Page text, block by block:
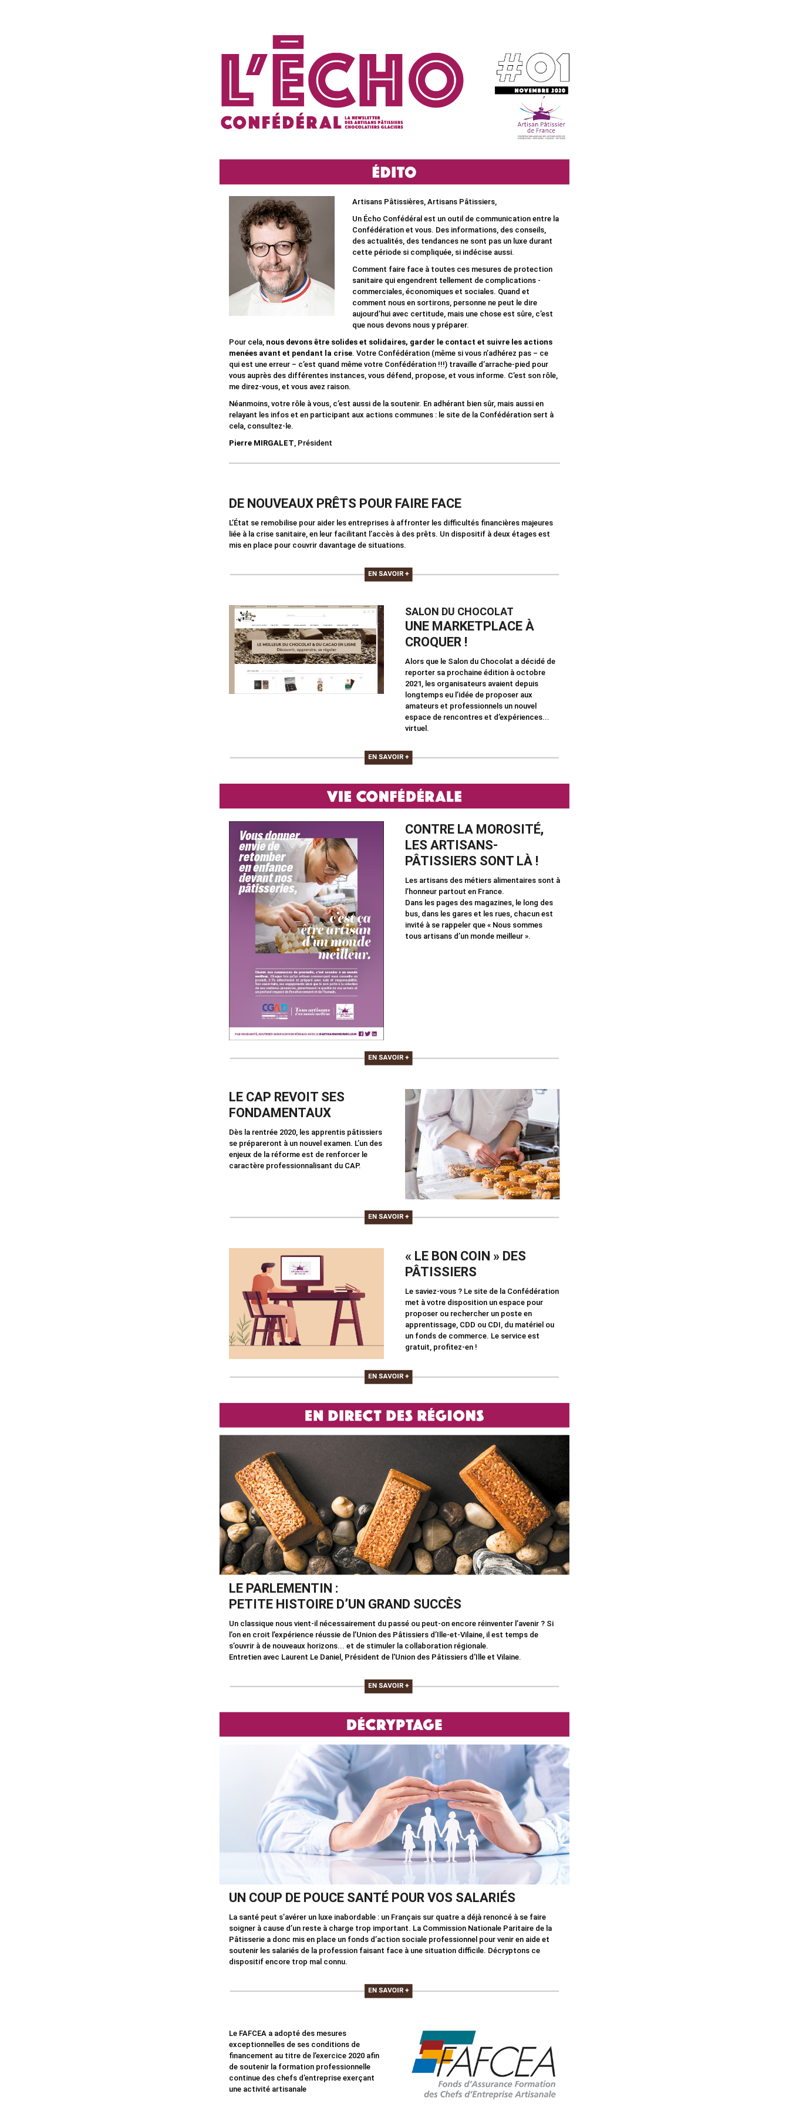
Artisans Pâtissières, Artisans Pâtissiers,
Un Écho Confédéral est un outil de communication entre la
Confédération et vous. Des informations, des conseils,
des actualités, des tendances ne sont pas un luxe durant
cette période si compliquée, si indécise aussi.
Comment faire face à toutes ces mesures de protection
sanitaire qui engendrent tellement de complications -
commerciales, économiques et sociales. Quand et
comment nous en sortirons, personne ne peut le dire
aujourd’hui avec certitude, mais une chose est sûre, c’est
que nous devons nous y préparer.
Pour cela, nous devons être solides et solidaires, garder le contact et suivre les actions
menées avant et pendant la crise. Votre Confédération (même si vous n’adhérez pas – ce
qui est une erreur – c’est quand même votre Confédération !!!) travaille d’arrache-pied pour
vous auprès des différentes instances, vous défend, propose, et vous informe. C’est son rôle,
me direz-vous, et vous avez raison.
Néanmoins, votre rôle à vous, c’est aussi de la soutenir. En adhérant bien sûr, mais aussi en
relayant les infos et en participant aux actions communes : le site de la Confédération sert à
cela, consultez-le.
Pierre MIRGALET, Président
DE NOUVEAUX PRÊTS POUR FAIRE FACE
L’État se remobilise pour aider les entreprises à affronter les difficultés financières majeures
liée à la crise sanitaire, en leur facilitant l’accès à des prêts. Un dispositif à deux étages est
mis en place pour couvrir davantage de situations.
SALON DU CHOCOLAT
UNE MARKETPLACE À
CROQUER !
Alors que le Salon du Chocolat a décidé de
reporter sa prochaine édition à octobre
2021, les organisateurs avaient depuis
longtemps eu l’idée de proposer aux
amateurs et professionnels un nouvel
espace de rencontres et d’expériences...
virtuel.
CONTRE LA MOROSITÉ,
LES ARTISANS-
PÂTISSIERS SONT LÀ !
Les artisans des métiers alimentaires sont à
l’honneur partout en France.
Dans les pages des magazines, le long des
bus, dans les gares et les rues, chacun est
invité à se rappeler que « Nous sommes
tous artisans d’un monde meilleur ».
LE CAP REVOIT SES
FONDAMENTAUX
Dès la rentrée 2020, les apprentis pâtissiers
se prépareront à un nouvel examen. L’un des
enjeux de la réforme est de renforcer le
caractère professionnalisant du CAP.
« LE BON COIN » DES
PÂTISSIERS
Le saviez-vous ? Le site de la Confédération
met à votre disposition un espace pour
proposer ou rechercher un poste en
apprentissage, CDD ou CDI, du matériel ou
un fonds de commerce. Le service est
gratuit, profitez-en !
LE PARLEMENTIN :
PETITE HISTOIRE D’UN GRAND SUCCÈS
Un classique nous vient-il nécessairement du passé ou peut-on encore réinventer l’avenir ? Si
l’on en croit l’expérience réussie de l’Union des Pâtissiers d’Ille-et-Vilaine, il est temps de
s’ouvrir à de nouveaux horizons... et de stimuler la collaboration régionale.
Entretien avec Laurent Le Daniel, Président de l'Union des Pâtissiers d'Ille et Vilaine.
UN COUP DE POUCE SANTÉ POUR VOS SALARIÉS
La santé peut s’avérer un luxe inabordable : un Français sur quatre a déjà renoncé à se faire
soigner à cause d’un reste à charge trop important. La Commission Nationale Paritaire de la
Pâtisserie a donc mis en place un fonds d’action sociale professionnel pour venir en aide et
soutenir les salariés de la profession faisant face à une situation difficile. Décryptons ce
dispositif encore trop mal connu.
Le FAFCEA a adopté des mesures
exceptionnelles de ses conditions de
financement au titre de l’exercice 2020 afin
de soutenir la formation professionnelle
continue des chefs d’entreprise exerçant
une activité artisanale